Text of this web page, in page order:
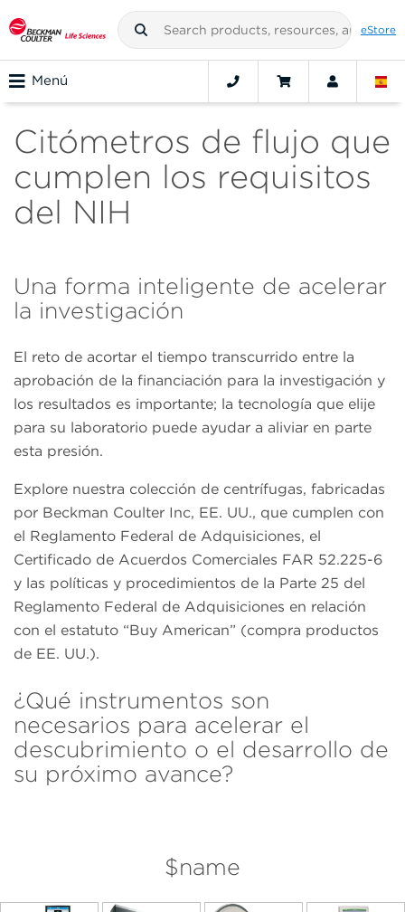
eStore
Menú
Citómetros de flujo que
cumplen los requisitos
del NIH
Una forma inteligente de acelerar
la investigación
El reto de acortar el tiempo transcurrido entre la
aprobación de la financiación para la investigación y
los resultados es importante; la tecnología que elije
para su laboratorio puede ayudar a aliviar en parte
esta presión.
Explore nuestra colección de centrífugas, fabricadas
por Beckman Coulter Inc, EE. UU., que cumplen con
el Reglamento Federal de Adquisiciones, el
Certificado de Acuerdos Comerciales FAR 52.225-6
y las políticas y procedimientos de la Parte 25 del
Reglamento Federal de Adquisiciones en relación
con el estatuto “Buy American” (compra productos
de EE. UU.).
¿Qué instrumentos son
necesarios para acelerar el
descubrimiento o el desarrollo de
su próximo avance?
$name